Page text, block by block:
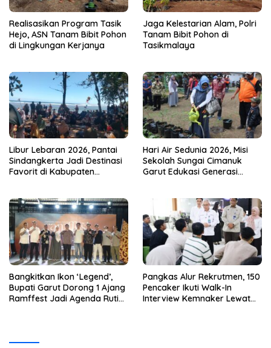
Realisasikan Program Tasik
Hejo, ASN Tanam Bibit Pohon
di Lingkungan Kerjanya
Jaga Kelestarian Alam, Polri
Tanam Bibit Pohon di
Tasikmalaya
Libur Lebaran 2026, Pantai
Sindangkerta Jadi Destinasi
Favorit di Kabupaten
Hari Air Sedunia 2026, Misi
Sekolah Sungai Cimanuk
Garut Edukasi Generasi
Bangkitkan Ikon ‘Legend’,
Bupati Garut Dorong 1 Ajang
Ramffest Jadi Agenda Rutin
Pangkas Alur Rekrutmen, 150
Pencaker Ikuti Walk-In
Interview Kemnaker Lewat